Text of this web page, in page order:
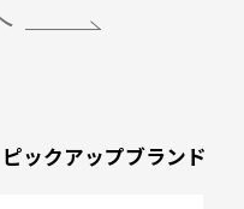
カートへ進む
ピックアップブランド